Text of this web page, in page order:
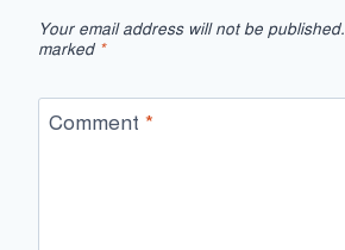
Your email address will not be published.
marked *
Comment *